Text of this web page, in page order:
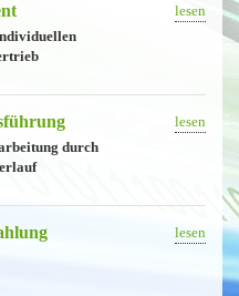
lesen
lesen
durch
lesen